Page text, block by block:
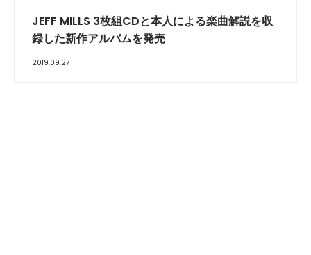
JEFF MILLS 3枚組CDと本人による楽曲解説を収
録した新作アルバムを発売
2019.09.27